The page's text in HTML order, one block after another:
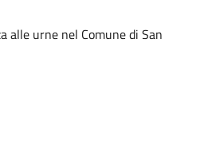
alle urne nel Comune di San